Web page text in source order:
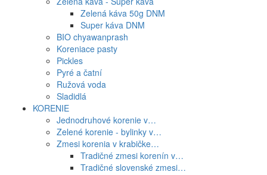
Zelená káva 50g DNM
Super káva DNM
BIO chyawanprash
Koreniace pasty
Pickles
Pyré a čatní
Ružová voda
Sladidlá
KORENIE
Jednodruhové korenie v…
Zelené korenie - bylinky v…
Zmesi korenia v krabičke…
Tradičné zmesi korenín v…
Tradičné slovenské zmesi…